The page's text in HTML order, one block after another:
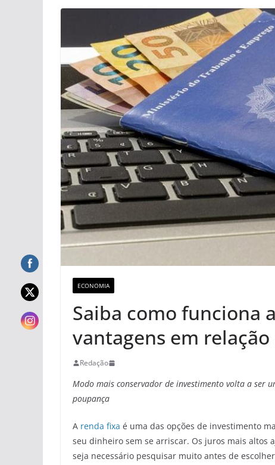
ECONOMIA
Saiba como funciona
vantagens em
Redação
Modo mais conservador de investimento volta a ser
poupança
A renda fixa é uma das opções de investimento
seu dinheiro sem se arriscar. Os juros mais altos
seja necessário pesquisar muito antes de